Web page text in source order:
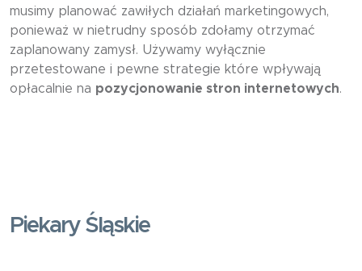
musimy planować zawiłych działań marketingowych,
ponieważ w nietrudny sposób zdołamy otrzymać
zaplanowany zamysł. Używamy wyłącznie
przetestowane i pewne strategie które wpływają
opłacalnie na pozycjonowanie stron internetowych.
Piekary Śląskie